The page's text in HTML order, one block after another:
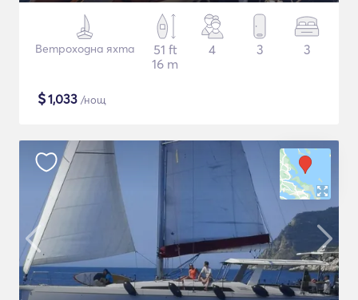
Ветроходна яхта
51 ft
16 m
4 3 3
$1,033 /нощ